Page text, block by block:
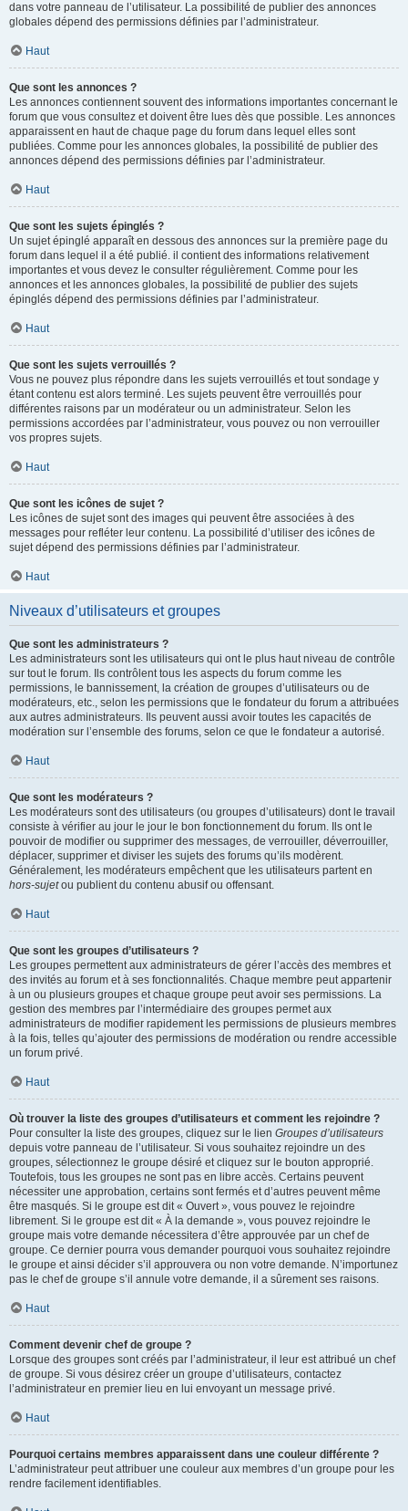
dans votre panneau de l’utilisateur. La possibilité de publier des annonces
globales dépend des permissions définies par l’administrateur.
Haut
Que sont les annonces ?
Les annonces contiennent souvent des informations importantes concernant le
forum que vous consultez et doivent être lues dès que possible. Les annonces
apparaissent en haut de chaque page du forum dans lequel elles sont
publiées. Comme pour les annonces globales, la possibilité de publier des
annonces dépend des permissions définies par l’administrateur.
Haut
Que sont les sujets épinglés ?
Un sujet épinglé apparaît en dessous des annonces sur la première page du
forum dans lequel il a été publié. il contient des informations relativement
importantes et vous devez le consulter régulièrement. Comme pour les
annonces et les annonces globales, la possibilité de publier des sujets
épinglés dépend des permissions définies par l’administrateur.
Haut
Que sont les sujets verrouillés ?
Vous ne pouvez plus répondre dans les sujets verrouillés et tout sondage y
étant contenu est alors terminé. Les sujets peuvent être verrouillés pour
différentes raisons par un modérateur ou un administrateur. Selon les
permissions accordées par l’administrateur, vous pouvez ou non verrouiller
vos propres sujets.
Haut
Que sont les icônes de sujet ?
Les icônes de sujet sont des images qui peuvent être associées à des
messages pour refléter leur contenu. La possibilité d’utiliser des icônes de
sujet dépend des permissions définies par l’administrateur.
Haut
Niveaux d’utilisateurs et groupes
Que sont les administrateurs ?
Les administrateurs sont les utilisateurs qui ont le plus haut niveau de contrôle
sur tout le forum. Ils contrôlent tous les aspects du forum comme les
permissions, le bannissement, la création de groupes d’utilisateurs ou de
modérateurs, etc., selon les permissions que le fondateur du forum a attribuées
aux autres administrateurs. Ils peuvent aussi avoir toutes les capacités de
modération sur l’ensemble des forums, selon ce que le fondateur a autorisé.
Haut
Que sont les modérateurs ?
Les modérateurs sont des utilisateurs (ou groupes d’utilisateurs) dont le travail
consiste à vérifier au jour le jour le bon fonctionnement du forum. Ils ont le
pouvoir de modifier ou supprimer des messages, de verrouiller, déverrouiller,
déplacer, supprimer et diviser les sujets des forums qu’ils modèrent.
Généralement, les modérateurs empêchent que les utilisateurs partent en
hors-sujetou publient du contenu abusif ou offensant.
Haut
Que sont les groupes d’utilisateurs ?
Les groupes permettent aux administrateurs de gérer l’accès des membres et
des invités au forum et à ses fonctionnalités. Chaque membre peut appartenir
à un ou plusieurs groupes et chaque groupe peut avoir ses permissions. La
gestion des membres par l’intermédiaire des groupes permet aux
administrateurs de modifier rapidement les permissions de plusieurs membres
à la fois, telles qu’ajouter des permissions de modération ou rendre accessible
un forum privé.
Haut
Où trouver la liste des groupes d’utilisateurs et comment les rejoindre ?
Pour consulter la liste des groupes, cliquez sur le lien Groupes d’utilisateurs
depuis votre panneau de l’utilisateur. Si vous souhaitez rejoindre un des
groupes, sélectionnez le groupe désiré et cliquez sur le bouton approprié.
Toutefois, tous les groupes ne sont pas en libre accès. Certains peuvent
nécessiter une approbation, certains sont fermés et d’autres peuvent même
être masqués. Si le groupe est dit « Ouvert », vous pouvez le rejoindre
librement. Si le groupe est dit « À la demande », vous pouvez rejoindre le
groupe mais votre demande nécessitera d’être approuvée par un chef de
groupe. Ce dernier pourra vous demander pourquoi vous souhaitez rejoindre
le groupe et ainsi décider s’il approuvera ou non votre demande. N’importunez
pas le chef de groupe s’il annule votre demande, il a sûrement ses raisons.
Haut
Comment devenir chef de groupe ?
Lorsque des groupes sont créés par l’administrateur, il leur est attribué un chef
de groupe. Si vous désirez créer un groupe d’utilisateurs, contactez
l’administrateur en premier lieu en lui envoyant un message privé.
Haut
Pourquoi certains membres apparaissent dans une couleur différente ?
L’administrateur peut attribuer une couleur aux membres d’un groupe pour les
rendre facilement identifiables.